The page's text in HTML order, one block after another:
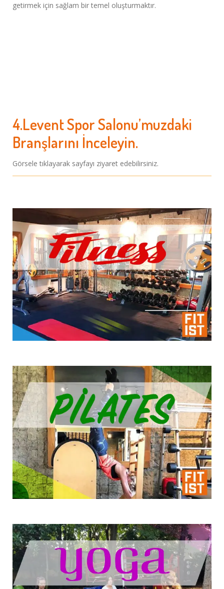
getirmek için sağlam bir temel oluşturmaktır.
4.Levent Spor Salonu’muzdaki
Branşlarını İnceleyin.
Görsele tıklayarak sayfayı ziyaret edebilirsiniz.